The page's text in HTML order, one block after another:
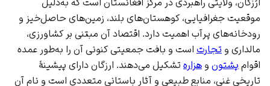
موقعیت جغرافیایی، کوهستان‌های بلند، زمین‌های حاصل‌خیز و
رودخانه‌های پرآب اهمیت دارد. اقتصاد آن مبتنی بر کشاورزی،
مالداری و تجارت است و بافت جمعیتی کنونی آن را به‌طور عمده
اقوام پشتون و هزاره تشکیل می‌دهند. ارزگان دارای پیشینهٔ
تاریخی غنی، منابع طبیعی و آثار باستانی متعددی است و نام آن